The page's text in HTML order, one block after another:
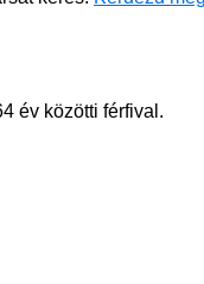
év közötti férfival.